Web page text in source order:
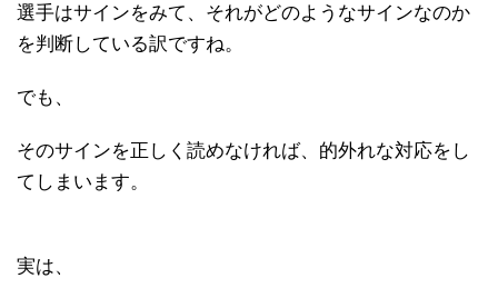
選手はサインをみて、それがどのようなサインなのか
を判断している訳ですね。
でも、
そのサインを正しく読めなければ、的外れな対応をし
てしまいます。
実は、